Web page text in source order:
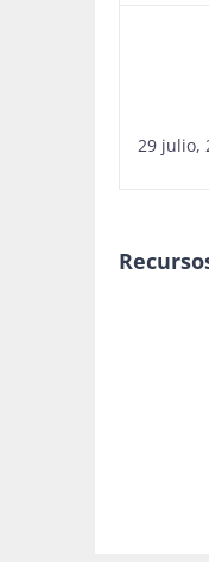
29 julio,